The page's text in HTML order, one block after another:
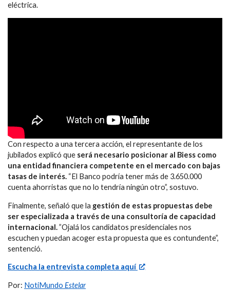
eléctrica.
Con respecto a una tercera acción, el representante de los
jubilados explicó que será necesario posicionar al Biess como
una entidad financiera competente en el mercado con bajas
tasas de interés. “El Banco podría tener más de 3.650.000
cuenta ahorristas que no lo tendría ningún otro”, sostuvo.
Finalmente, señaló que la gestión de estas propuestas debe
ser especializada a través de una consultoría de capacidad
internacional.”Ojalá los candidatos presidenciales nos
escuchen y puedan acoger esta propuesta que es contundente”,
sentenció.
Escucha la entrevista completa aquí
Por: NotiMundo Estelar